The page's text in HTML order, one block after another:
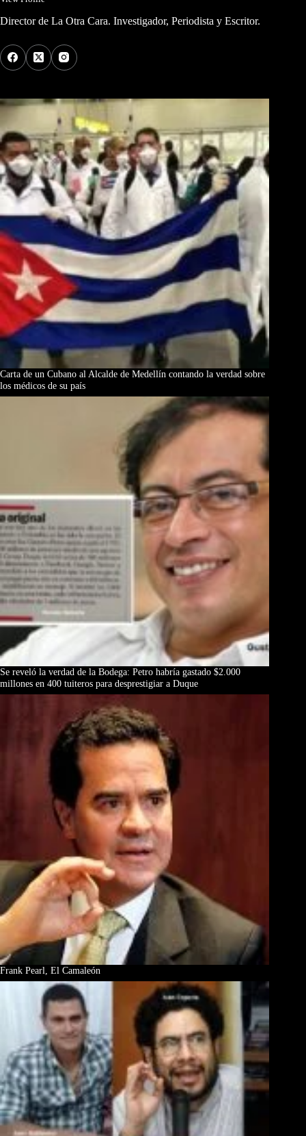
Director de La Otra Cara. Investigador, Periodista y Escritor.
Carta de un Cubano al Alcalde de Medellín contando la verdad sobre
los médicos de su país
Se reveló la verdad de la Bodega: Petro habría gastado $2.000
millones en 400 tuiteros para desprestigiar a Duque
Frank Pearl, El Camaleón